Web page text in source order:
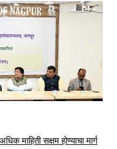
माहिती सक्षम होण्याचा मार्ग